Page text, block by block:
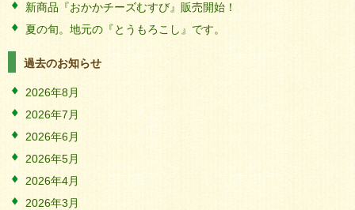
新商品『おかかチーズむすび』販売開始！
夏の旬。地元の『とうもろこし』です。
過去のお知らせ
2026年8月
2026年7月
2026年6月
2026年5月
2026年4月
2026年3月